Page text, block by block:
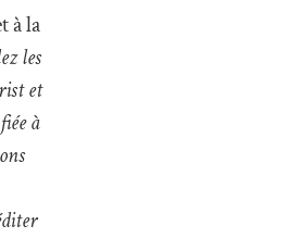
à la
les
et
à